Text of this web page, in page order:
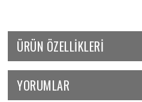
ÜRÜN ÖZELLIKLERI
YORUMLAR